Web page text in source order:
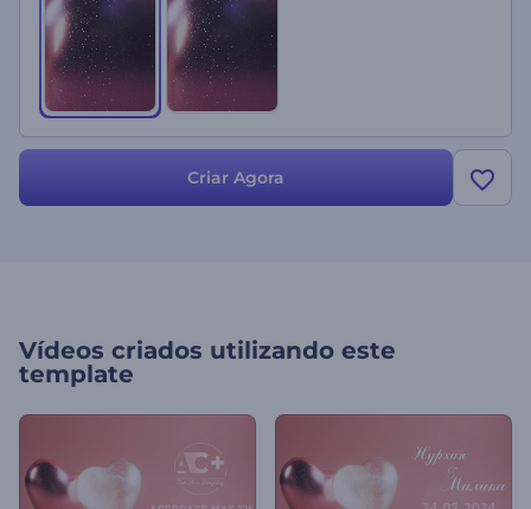
Criar Agora
Vídeos criados utilizando este
template